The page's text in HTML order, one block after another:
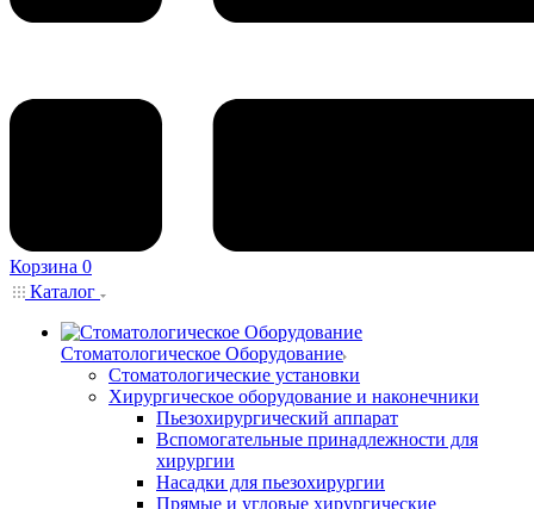
Корзина 0
Каталог
Стоматологическое Оборудование
Стоматологические установки
Хирургическое оборудование и наконечники
Пьезохирургический аппарат
Вспомогательные принадлежности для
хирургии
Насадки для пьезохирургии
Прямые и угловые хирургические